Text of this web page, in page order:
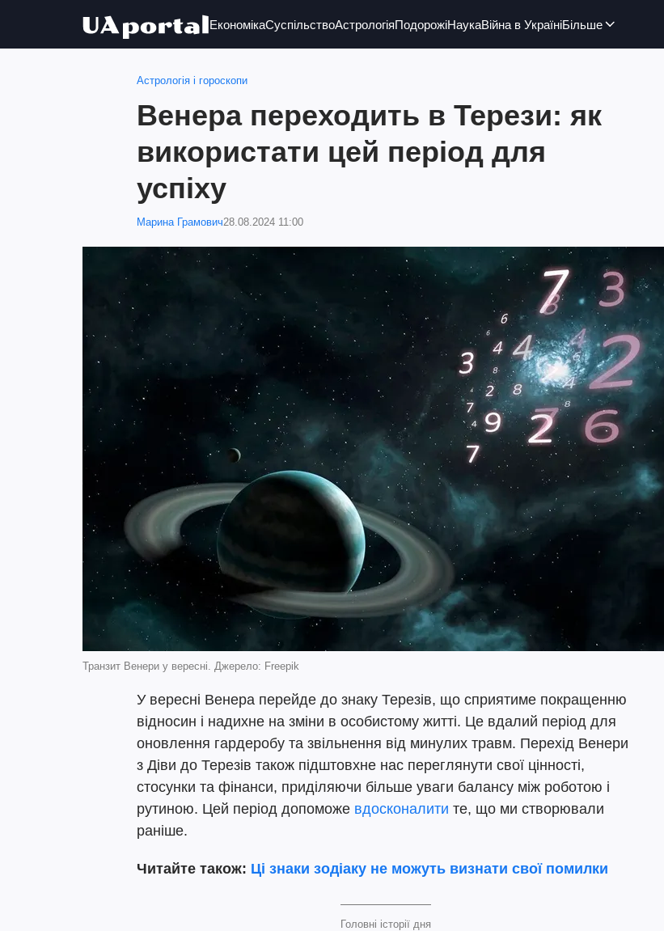
ЕкономікаСуспільствоАстрологіяПодорожіНаукаВійна в УкраїніБільше
Астрологія і гороскопи
Венера переходить в Терези: як
використати цей період для
успіху
Марина Грамович28.08.2024 11:00
Транзит Венери у вересні. Джерело: Freepik
У вересні Венера перейде до знаку Терезів, що сприятиме покращенню
відносин і надихне на зміни в особистому житті. Це вдалий період для
оновлення гардеробу та звільнення від минулих травм. Перехід Венери
з Діви до Терезів також підштовхне нас переглянути свої цінності,
стосунки та фінанси, приділяючи більше уваги балансу між роботою і
рутиною. Цей період допоможе вдосконалити те, що ми створювали
раніше.
Читайте також: Ці знаки зодіаку не можуть визнати свої помилки
Головні історії дня